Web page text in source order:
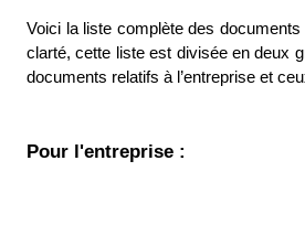
Voici la liste complète des
clarté, cette liste est divisée en deux
documents relatifs à l’entreprise et
Pour l'entreprise :